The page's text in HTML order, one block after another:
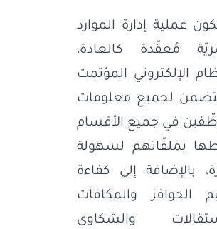
عملية إدارة الموارد
مُعقّدة كالعادة،
الإلكتروني المؤتمت
لجميع معلومات
في جميع الأقسام
بملفّاتهم لسهولة
بالإضافة إلى كفاءة
الحوافز والمكافآت
والشكاوى